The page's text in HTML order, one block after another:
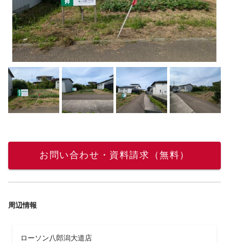
お問い合わせ・資料請求（無料）
周辺情報
ローソン八郎潟大道店